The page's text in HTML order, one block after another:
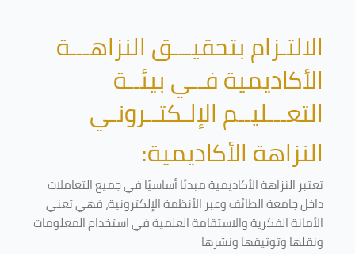
الالتـزام بتحقيـــق النزاهـــة
الأكاديمية فــي بيئــة
التعـــليــم الإلـكتــرونـي
النزاهة الأكاديمية:
تعتبر النزاهة الأكاديمية مبدئا أساسيًا في جميع التعاملات
داخل جامعة الطائف وعبر الأنظمة الإلكترونية، فهي تعني
الأمانة الفكرية والاستقامة العلمية في استخدام المعلومات
ونقلها وتوثيقها ونشرها